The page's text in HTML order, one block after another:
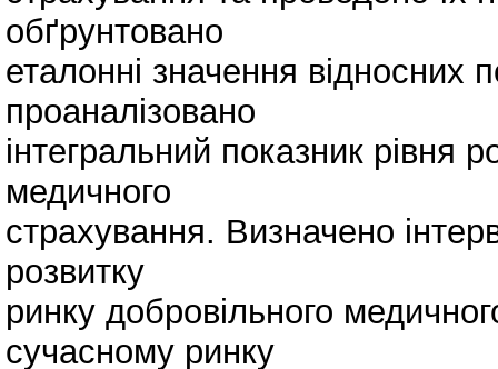
обґрунтовано
еталонні значення відносних
проаналізовано
інтегральний показник рівня
медичного
страхування. Визначено
розвитку
ринку добровільного
сучасному ринку